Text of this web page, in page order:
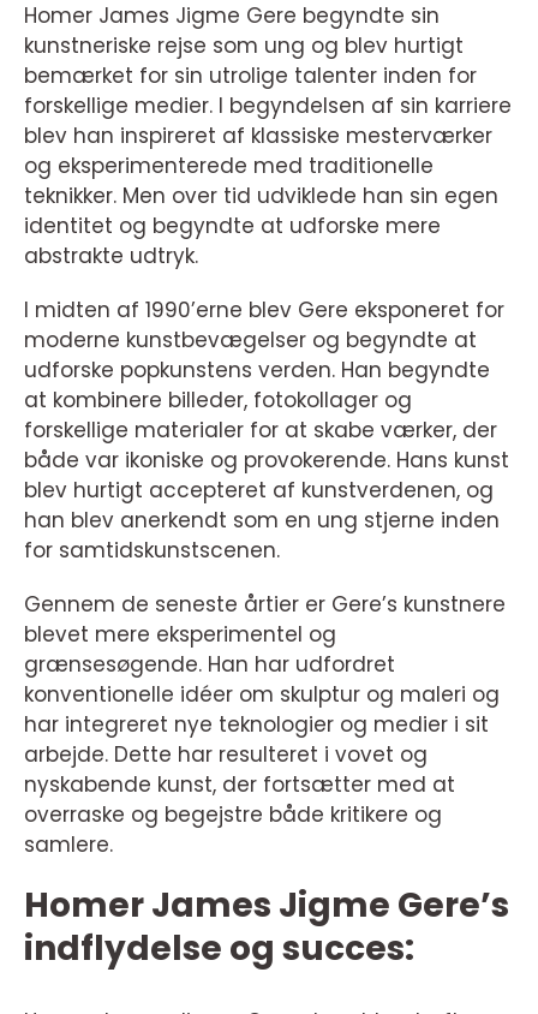
Homer James Jigme Gere begyndte sin
kunstneriske rejse som ung og blev hurtigt
bemærket for sin utrolige talenter inden for
forskellige medier. I begyndelsen af sin karriere
blev han inspireret af klassiske mesterværker
og eksperimenterede med traditionelle
teknikker. Men over tid udviklede han sin egen
identitet og begyndte at udforske mere
abstrakte udtryk.
I midten af 1990’erne blev Gere eksponeret for
moderne kunstbevægelser og begyndte at
udforske popkunstens verden. Han begyndte
at kombinere billeder, fotokollager og
forskellige materialer for at skabe værker, der
både var ikoniske og provokerende. Hans kunst
blev hurtigt accepteret af kunstverdenen, og
han blev anerkendt som en ung stjerne inden
for samtidskunstscenen.
Gennem de seneste årtier er Gere’s kunstnere
blevet mere eksperimentel og
grænsesøgende. Han har udfordret
konventionelle idéer om skulptur og maleri og
har integreret nye teknologier og medier i sit
arbejde. Dette har resulteret i vovet og
nyskabende kunst, der fortsætter med at
overraske og begejstre både kritikere og
samlere.
Homer James Jigme Gere’s
indflydelse og succes: